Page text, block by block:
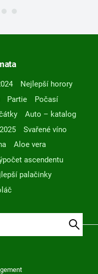
Nejlepší horory
Partie
Počasí
Auto – katalog
Svařené víno
Aloe vera
ascendentu
palačinky